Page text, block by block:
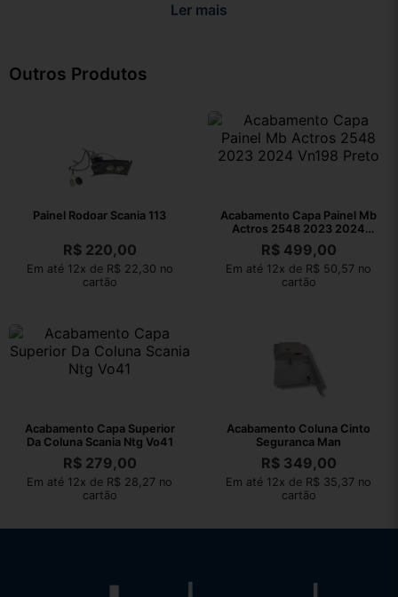
Ler mais
Outros Produtos
Painel Rodoar Scania 113
R$220,00
Em até 12x de R$ 22,30 no
cartão
Acabamento Capa Painel Mb
Actros 2548 2023 2024
Vn198 Preto
R$499,00
Em até 12x de R$ 50,57 no
cartão
Acabamento Capa Superior
Da Coluna Scania Ntg Vo41
R$279,00
Em até 12x de R$ 28,27 no
cartão
Acabamento Coluna Cinto
Seguranca Man
R$349,00
Em até 12x de R$ 35,37 no
cartão